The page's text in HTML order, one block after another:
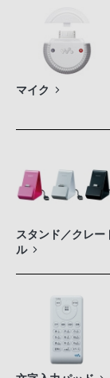
マイク
スタンド／クレー
ル